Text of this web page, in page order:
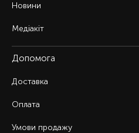
Новини
Медіакіт
Допомога
Доставка
Оплата
Умови продажу